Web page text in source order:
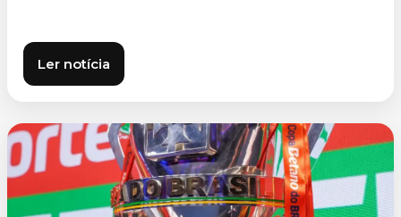
Ler notícia